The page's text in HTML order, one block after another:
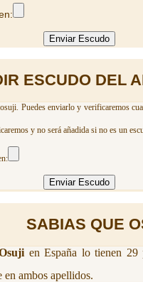
ESCUDO DEL
Puedes enviarlo y verificaremos
y no será añadida si no es un
SABIAS QUE
en España lo tienen 29
ambos apellidos.